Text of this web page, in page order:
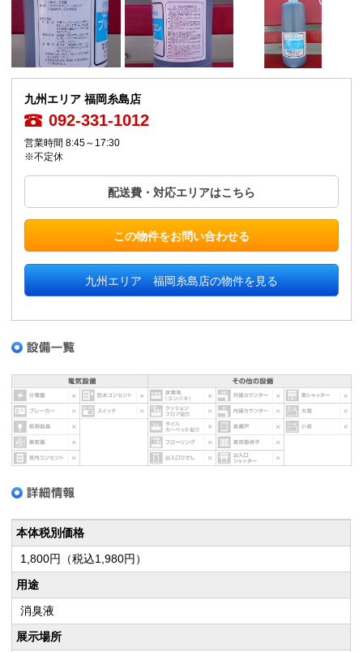
九州エリア 福岡糸島店
092-331-1012
営業時間 8:45～17:30
※不定休
配送費・対応エリアはこちら
この物件をお問い合わせる
九州エリア 福岡糸島店の物件を見る
本体税別価格
1,800円（税込1,980円）
用途
消臭液
展示場所